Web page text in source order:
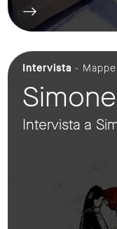
Intervista -
Intervista a